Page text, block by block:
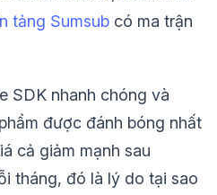
tảng Sumsub có ma trận
SDK nhanh chóng và
được đánh bóng nhất
cả giảm mạnh sau
tháng, đó là lý do tại sao